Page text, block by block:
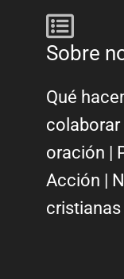
Sobre
Qué
colaborar
oración |
Acción |
cristianas